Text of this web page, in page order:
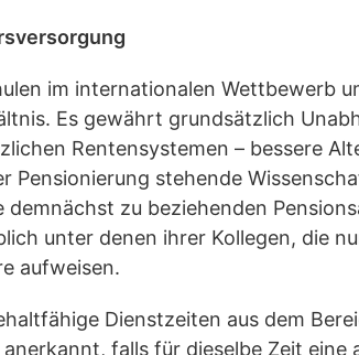
im internationalen Wettbewerb
Es gewährt grundsätzlich
Rentensystemen – bessere
Pensionierung stehende
zu beziehenden
unter denen ihrer Kollegen, die
aufweisen.
Dienstzeiten aus dem
falls für dieselbe Zeit eine